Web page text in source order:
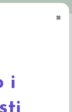
×
i